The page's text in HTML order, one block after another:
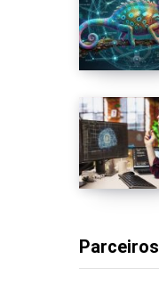
Parceiros